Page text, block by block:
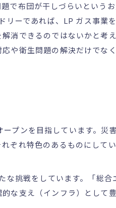
で布団が干しづらいという
リーであれば、LP ガス事業
消できるのではないかと考
や衛生問題の解決だけでな
プンを目指しています。災
ぞれ特色のあるものにして
な挑戦をしています。「総
な支え（インフラ）として